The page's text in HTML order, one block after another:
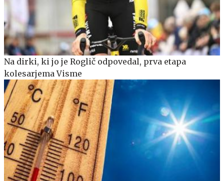
Na dirki, ki jo je Roglič odpovedal, prva etapa
kolesarjema Visme